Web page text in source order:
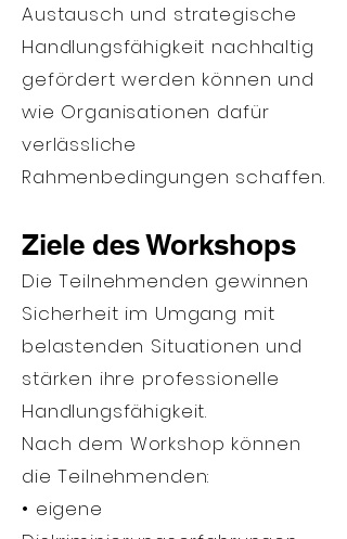
Austausch und strategische
Handlungsfähigkeit nachhaltig
gefördert werden können und
wie Organisationen dafür
verlässliche
Rahmenbedingungen schaffen.
Ziele des Workshops
Die Teilnehmenden gewinnen
Sicherheit im Umgang mit
belastenden Situationen und
stärken ihre professionelle
Handlungsfähigkeit.
Nach dem Workshop können
die Teilnehmenden:
• eigene